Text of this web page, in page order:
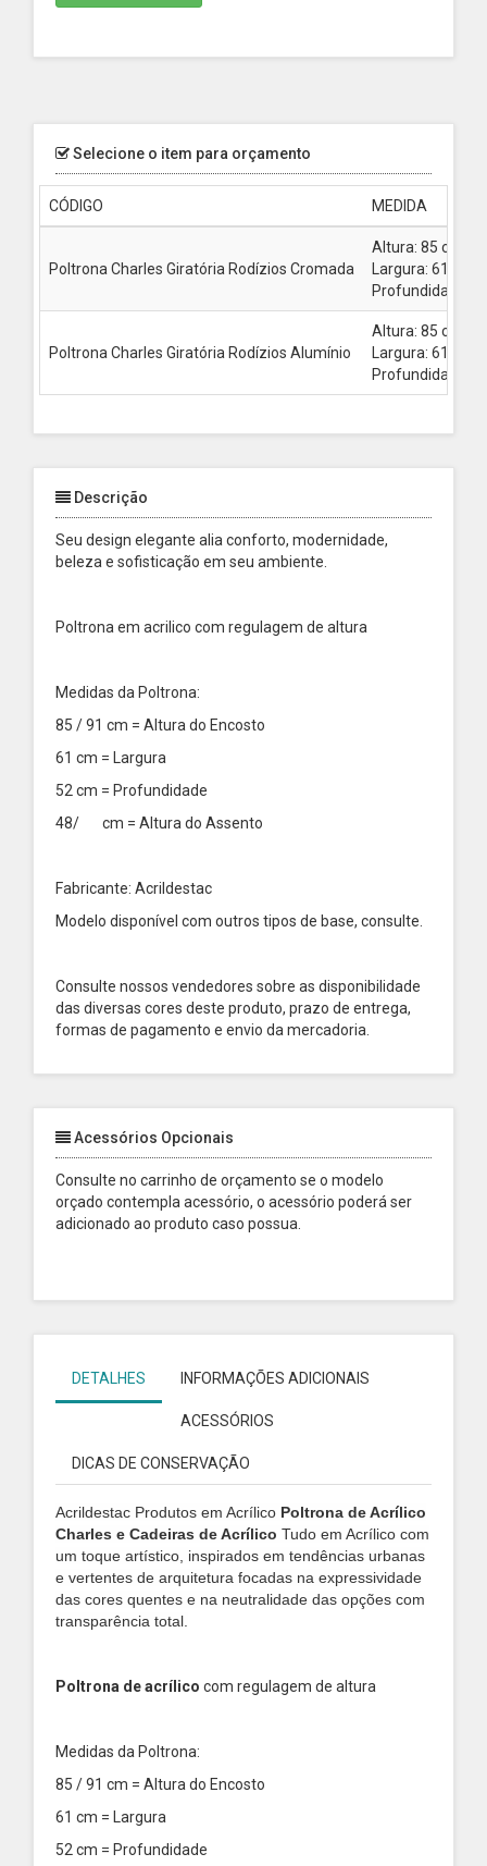
Selecione o item para orçamento
CÓDIGO MEDIDA
Poltrona Charles Giratória Rodízios Cromada
Altura: 85 cm
Largura: 61 cm
Profundidade:
Poltrona Charles Giratória Rodízios Alumínio
Altura: 85 cm
Largura: 61 cm
Profundidade:
Descrição
Seu design elegante alia conforto, modernidade,
beleza e sofisticação em seu ambiente.
Poltrona em acrilico com regulagem de altura
Medidas da Poltrona:
85 / 91 cm = Altura do Encosto
61 cm = Largura
52 cm = Profundidade
48/ cm = Altura do Assento
Fabricante: Acrildestac
Modelo disponível com outros tipos de base, consulte.
Consulte nossos vendedores sobre as disponibilidade
das diversas cores deste produto, prazo de entrega,
formas de pagamento e envio da mercadoria.
Acessórios Opcionais
Consulte no carrinho de orçamento se o modelo
orçado contempla acessório, o acessório poderá ser
adicionado ao produto caso possua.
DETALHES INFORMAÇÕES ADICIONAIS
ACESSÓRIOS
DICAS DE CONSERVAÇÃO
Acrildestac Produtos em Acrílico Poltrona de Acrílico
Charles e Cadeiras de Acrílico Tudo em Acrílico com
um toque artístico, inspirados em tendências urbanas
e vertentes de arquitetura focadas na expressividade
das cores quentes e na neutralidade das opções com
transparência total.
Poltrona de acrílico com regulagem de altura
Medidas da Poltrona:
85 / 91 cm = Altura do Encosto
61 cm = Largura
52 cm = Profundidade